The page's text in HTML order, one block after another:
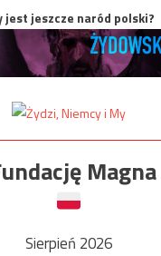
jest jeszcze naród polski?
Sierpień 2026